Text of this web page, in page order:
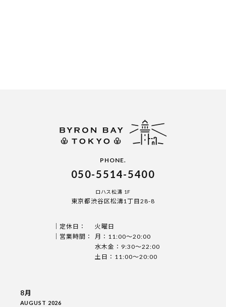
PHONE.
050-5514-5400
ロハス松濤 1F
東京都渋谷区松濤1丁目28-8
定休日：
火曜日
営業時間：
月：11:00〜20:00
水木金：9:30〜22:00
土日：11:00〜20:00
8月
AUGUST 2026